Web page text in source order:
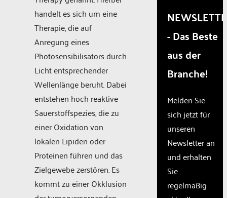
handelt es sich um eine
Therapie, die auf
Anregung eines
Photosensibilisators durch
Licht entsprechender
Wellenlänge beruht. Dabei
entstehen hoch reaktive
Sauerstoffspezies, die zu
einer Oxidation von
lokalen Lipiden oder
Proteinen führen und das
Zielgewebe zerstören. Es
kommt zu einer Okklusion
that
are
not
disclosed
to the
The
owner
needs
to
setup
the
site
with
CMP
to add
- Das Beste
aus der
Branche!
Melden Sie
sich jetzt für
unseren
Newsletter an
und erhalten
Sie
regelmäßig